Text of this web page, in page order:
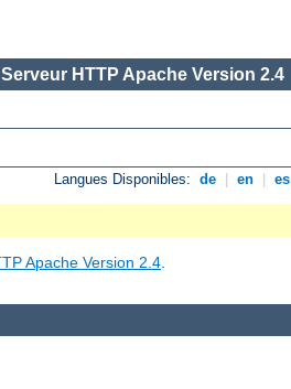
Serveur HTTP Apache Version 2.4
Langues Disponibles: de en es
Apache Version 2.4.